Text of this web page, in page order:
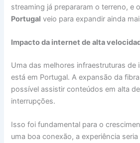
streaming já prepararam o terreno, e o
Portugal veio para expandir ainda
Impacto da internet de alta
Uma das melhores infraestruturas de
está em Portugal. A expansão da
possível assistir conteúdos em alta
interrupções.
Isso foi fundamental para o
uma boa conexão, a experiência